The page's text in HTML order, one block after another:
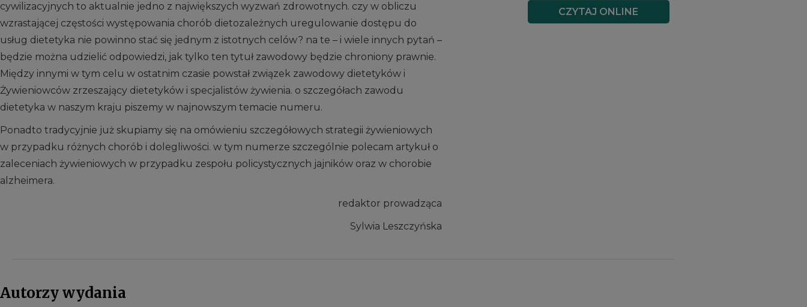
cywilizacyjnych to aktualnie jedno z największych wyzwań zdrowotnych. czy w obliczu
wzrastającej częstości występowania chorób dietozależnych uregulowanie dostępu do
usług dietetyka nie powinno stać się jednym z istotnych celów? na te – i wiele innych pytań –
będzie można udzielić odpowiedzi, jak tylko ten tytuł zawodowy będzie chroniony prawnie.
Między innymi w tym celu w ostatnim czasie powstał związek zawodowy dietetyków i
Żywieniowców zrzeszający dietetyków i specjalistów żywienia. o szczegółach zawodu
dietetyka w naszym kraju piszemy w najnowszym temacie numeru.
Ponadto tradycyjnie już skupiamy się na omówieniu szczegółowych strategii żywieniowych
w przypadku różnych chorób i dolegliwości. w tym numerze szczególnie polecam artykuł o
zaleceniach żywieniowych w przypadku zespołu policystycznych jajników oraz w chorobie
alzheimera.
redaktor prowadząca
Sylwia Leszczyńska
CZYTAJ ONLINE
Autorzy wydania